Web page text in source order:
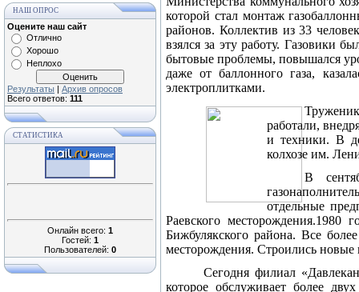
НАШ ОПРОС
Оцените наш сайт
Отлично
Хорошо
Неплохо
Результаты | Архив опросов
Всего ответов: 111
СТАТИСТИКА
Онлайн всего: 1
Гостей: 1
Пользователей: 0
которой стал монтаж
районов. Коллектив из 33
взялся за эту работу. Газовики
бытовые проблемы, повышался
даже от баллонного газа,
электроплитками.
работали,
и техники. В
колхозе им.
В
отдельные
Раевского месторождения.1980
Бижбулякского района. Все
месторождения. Строились новые
Сегодня филиал
которое обслуживает более